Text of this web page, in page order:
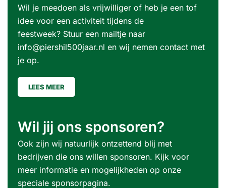
Wil je meedoen als vrijwilliger of heb je een tof
idee voor een activiteit tijdens de
feestweek? Stuur een mailtje naar
info@piershil500jaar.nl en wij nemen contact met
je op.
LEES MEER
Wil jij ons sponsoren?
Ook zijn wij natuurlijk ontzettend blij met
bedrijven die ons willen sponsoren. Kijk voor
meer informatie en mogelijkheden op onze
speciale sponsorpagina.